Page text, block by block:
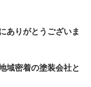
ありがとうございま
域密着の塗装会社と